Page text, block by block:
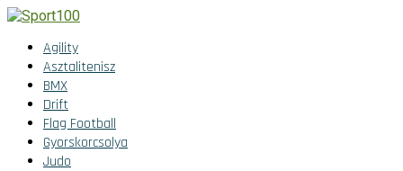
Agility
Asztalitenisz
BMX
Drift
Flag Football
Gyorskorcsolya
Judo